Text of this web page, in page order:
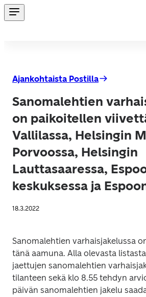
Ajankohtaista Postilla
Sanomalehtien
on paikoitellen
Vallilassa, Helsingin
Porvoossa, Helsingin
Lauttasaaressa,
keskuksessa ja
18.3.2022
Sanomalehtien varhaisjakelussa
tänä aamuna. Alla olevasta
jaettujen sanomalehtien
tilanteen sekä klo 8.55 tehdyn
päivän sanomalehtien jakelu